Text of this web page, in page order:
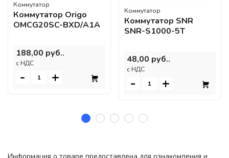
Коммутатор
Коммутатор Origo
OMCG20SC-BXD/A1A
188,00 руб..
c НДС
- +
Коммутатор
Коммутатор SNR
SNR-S1000-5T
48,00 руб..
c НДС
- +